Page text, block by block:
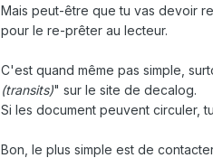
Mais peut-être que tu vas devoir
pour le re-prêter au lecteur.
C'est quand même pas simple,
(transits)" sur le site de decalog.
Si les document peuvent circuler,
Bon, le plus simple est de